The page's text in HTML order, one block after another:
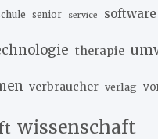
senior service software
therapie
verbraucher verlag
wissenschaft